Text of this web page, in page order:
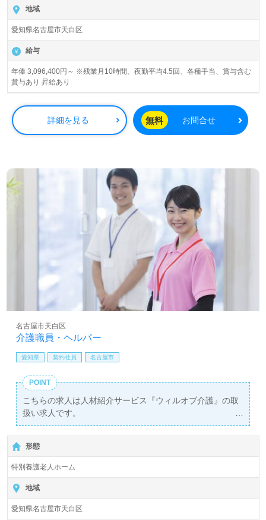
地域
愛知県名古屋市天白区
給与
年俸 3,096,400円～ ※残業月10時間、夜勤平均4.5回、各種手当、賞与含む
賞与あり 昇給あり
詳細を見る 無料 お問合せ
介護職員・ヘルパー
名古屋市天白区
愛知県 契約社員 名古屋市
POINT
こちらの求人は人材紹介サービス『ウィルオブ介護』の取
扱い求人です。
詳細に関してお気軽にご相談ください♪
【無料】で皆さんの転職活動をサポートいたします。
形態
特別養護老人ホーム
地域
愛知県名古屋市天白区